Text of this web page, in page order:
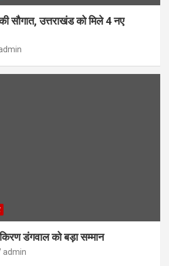
सौगात, उत्तराखंड को मिले 4 नए
डंगवाल को बड़ा सम्मान
admin